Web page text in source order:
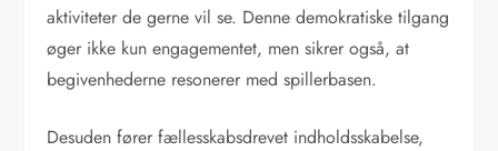
aktiviteter de gerne vil se. Denne demokratiske tilgang
øger ikke kun engagementet, men sikrer også, at
begivenhederne resonerer med spillerbasen.
Desuden fører fællesskabsdrevet indholdsskabelse,